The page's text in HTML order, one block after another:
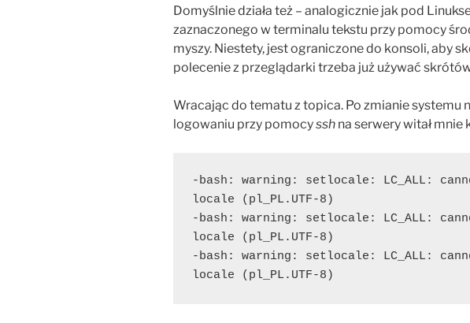
Domyślnie działa też – analogicznie jak pod
zaznaczonego w terminalu tekstu przy pomocy
myszy. Niestety, jest ograniczone do konsoli, aby
polecenie z przeglądarki trzeba już używać
Wracając do tematu z topica. Po zmianie systemu
logowaniu przy pomocyssh na serwery witał
-bash: warning: setlocale: LC_ALL:
locale (pl_PL.UTF-8)
-bash: warning: setlocale: LC_ALL:
locale (pl_PL.UTF-8)
-bash: warning: setlocale: LC_ALL:
locale (pl_PL.UTF-8)